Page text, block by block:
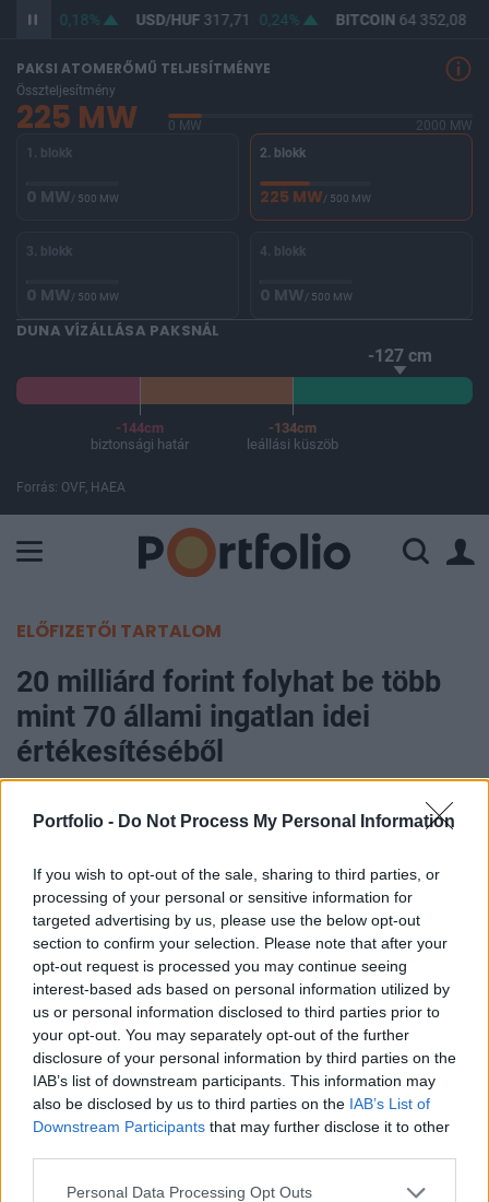
Portfolio - Do Not Process My Personal Information
If you wish to opt-out of the sale, sharing to third parties, or
processing of your personal or sensitive information for
targeted advertising by us, please use the below opt-out
section to confirm your selection. Please note that after your
opt-out request is processed you may continue seeing
interest-based ads based on personal information utilized by
us or personal information disclosed to third parties prior to
your opt-out. You may separately opt-out of the further
disclosure of your personal information by third parties on the
IAB’s list of downstream participants. This information may
also be disclosed by us to third parties on the IAB’s List of
Downstream Participants that may further disclose it to other
Personal Data Processing Opt Outs
366,08 0,18% USD/HUF317,71 0,24% BITCOIN64 352,08
PAKSI ATOMERŐMŰ TELJESÍTMÉNYE
Összteljesítmény
225 MW 0 MW
2000 MW
1. blokk
0 MW/ 500 MW
2. blokk
225 MW/ 500 MW
3. blokk
0 MW/ 500 MW
4. blokk
0 MW/ 500 MW
DUNA VÍZÁLLÁSA PAKSNÁL
-127 cm
-144cm
biztonsági határ
-134cm
leállási küszöb
Forrás: OVF, HAEA
ELŐFIZETŐI TARTALOM
20 milliárd forint folyhat be több
mint 70 állami ingatlan idei
értékesítéséből
2007. február 15. 07:33
Mintegy 73-75 ingatlan szerepel a Kincstári
Vagyoni Igazgatóság (KVI) idei értékesítési
listáján, melyet a jövő héten tesz közzé a
szervezet - mondta Császy Zsolt, a KVI
vagyonkezelési főosztályának vezetője egy
tegnapi sajtótájékoztatón. A pályázati úton
értékesítendő ingatlanokból 20 milliárd forintnyi
bevételt vár az igazgatóság. Lényeges, hogy a
mintegy 100 milliárd forint értékűre becsült